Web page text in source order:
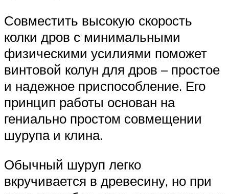
Совместить высокую скорость
колки дров с минимальными
физическими усилиями поможет
винтовой колун для дров – простое
и надежное приспособление. Его
принцип работы основан на
гениально простом совмещении
шурупа и клина.
Обычный шуруп легко
вкручивается в древесину, но при